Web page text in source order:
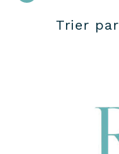
Trier par